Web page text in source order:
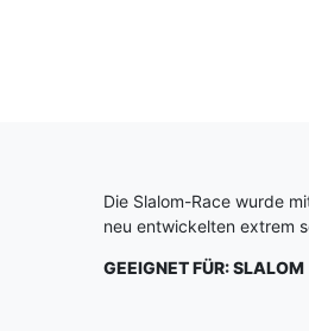
Die Slalom-Race wurde
neu entwickelten extrem
GEEIGNET FÜR: SLALOM